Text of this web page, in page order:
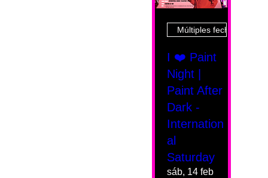
Múltiples fechas
I ❤️ Paint
Night |
Paint After
Dark -
Internation
al
Saturday
sáb, 14 feb